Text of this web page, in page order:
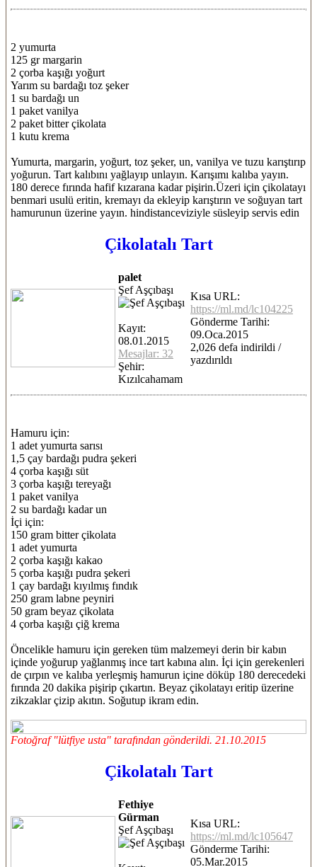
2 yumurta
125 gr margarin
2 çorba kaşığı yoğurt
Yarım su bardağı toz şeker
1 su bardağı un
1 paket vanilya
2 paket bitter çikolata
1 kutu krema
Yumurta, margarin, yoğurt, toz şeker, un, vanilya ve tuzu karıştırıp
yoğurun. Tart kalıbını yağlayıp unlayın. Karışımı kalıba yayın.
180 derece fırında hafif kızarana kadar pişirin.Üzeri için çikolatayı
benmari usulü eritin, kremayı da ekleyip karıştırın ve soğuyan tart
hamurunun üzerine yayın. hindistanceviziyle süsleyip servis edin
Çikolatalı Tart
palet
Şef Aşçıbaşı
Kayıt:
08.01.2015
Mesajlar: 32
Şehir:
Kızılcahamam
Kısa URL:
https://ml.md/lc104225
Gönderme Tarihi:
09.Oca.2015
2,026 defa indirildi /
yazdırıldı
Hamuru için:
1 adet yumurta sarısı
1,5 çay bardağı pudra şekeri
4 çorba kaşığı süt
3 çorba kaşığı tereyağı
1 paket vanilya
2 su bardağı kadar un
İçi için:
150 gram bitter çikolata
1 adet yumurta
2 çorba kaşığı kakao
5 çorba kaşığı pudra şekeri
1 çay bardağı kıyılmış fındık
250 gram labne peyniri
50 gram beyaz çikolata
4 çorba kaşığı çiğ krema
Öncelikle hamuru için gereken tüm malzemeyi derin bir kabın
içinde yoğurup yağlanmış ince tart kabına alın. İçi için gerekenleri
de çırpın ve kalıba yerleşmiş hamurun içine döküp 180 derecedeki
fırında 20 dakika pişirip çıkartın. Beyaz çikolatayı eritip üzerine
zikzaklar çizip akıtın. Soğutup ikram edin.
Fotoğraf "lütfiye usta" tarafından gönderildi. 21.10.2015
Çikolatalı Tart
Fethiye
Gürman
Şef Aşçıbaşı
Kısa URL:
https://ml.md/lc105647
Gönderme Tarihi:
05.Mar.2015